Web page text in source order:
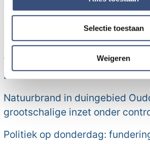
informatie over uw gebruik van onze
partners kunnen deze gegevens
informatie die u aan ze heeft verstrekt
verzameld op basis van uw gebruik
Selectie toestaan
Weigeren
Eigen bijdrage Wmo-regiotaxi
procent
Werkzaamheden aan
Dirksland
Natuurbrand in duingebied
grootschalige inzet onder
Politiek op donderdag: